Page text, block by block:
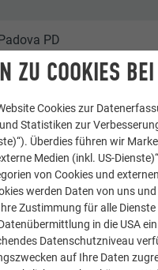
PD
Maggiore VE
ZU COOKIES
Cookies zur
Statistiken zur
Überdies führen wir
Medien (inkl. US-
von Cookies und
werden Daten von uns
Zustimmung für alle
in die USA
Datenschutzniveau
auf Ihre Daten